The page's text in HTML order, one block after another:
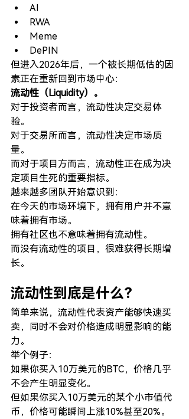
AI
RWA
Meme
DePIN
但进入2026年后，一个被长期低估的因
素正在重新回到市场中心：
流动性（Liquidity）。
对于投资者而言，流动性决定交易体
验。
对于交易所而言，流动性决定市场质
量。
而对于项目方而言，流动性正在成为决
定项目生死的重要指标。
越来越多团队开始意识到：
在今天的市场环境下，拥有用户并不意
味着拥有市场。
拥有社区也不意味着拥有流动性。
而没有流动性的项目，很难获得长期增
长。
流动性到底是什么？
简单来说，流动性代表资产能够快速买
卖，同时不会对价格造成明显影响的能
力。
举个例子：
如果你买入10万美元的BTC，价格几乎
不会产生明显变化。
但如果你买入10万美元的某个小市值代
币，价格可能瞬间上涨10%甚至20%。